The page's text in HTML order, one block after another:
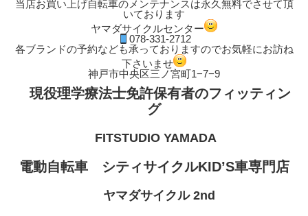
当店お買い上げ自転車のメンテナンスは永久無料でさせて頂
いております
ヤマダサイクルセンター
078-331-2712
各ブランドの予約なども承っておりますのでお気軽にお訪ね
下さいませ
神戸市中央区三ノ宮町1−7−9
現役理学療法士免許保有者のフィッティン
グ
FITSTUDIO YAMADA
電動自転車 シティサイクルKID’S車専門店
ヤマダサイクル 2nd